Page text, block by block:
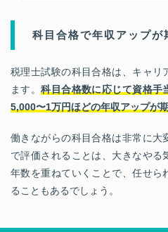
科目合格で年収アップが
税理士試験の科目合格は、キャリ
ます。科目合格数に応じて資格手
5,000〜1万円ほどの年収アップが
働きながらの科目合格は非常に大
で評価されることは、大きなやる
年数を重ねていくことで、任せら
ることもあるでしょう。